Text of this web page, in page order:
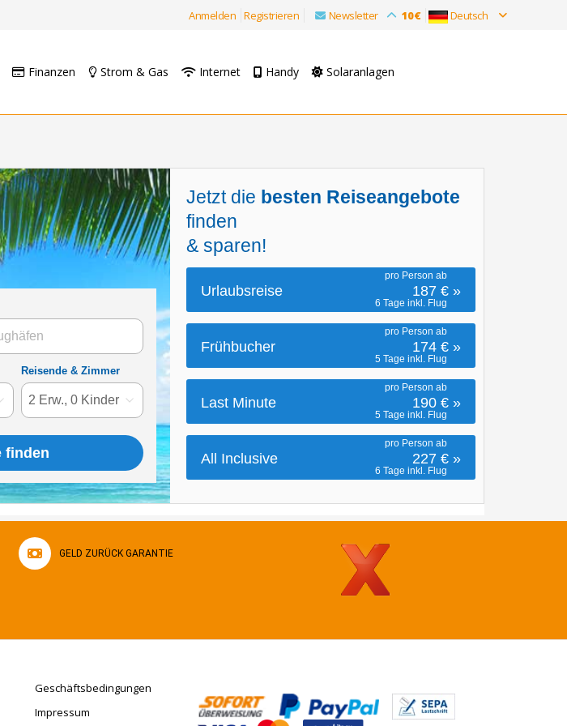
Anmelden Registrieren Newsletter 10€ Deutsch
Finanzen Strom & Gas Internet Handy Solaranlagen
GELD ZURÜCK GARANTIE
Geschäftsbedingungen
Impressum